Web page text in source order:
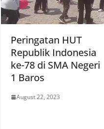
Peringatan HUT
Republik Indonesia
ke-78 di SMA Negeri
1 Baros
August 22, 2023